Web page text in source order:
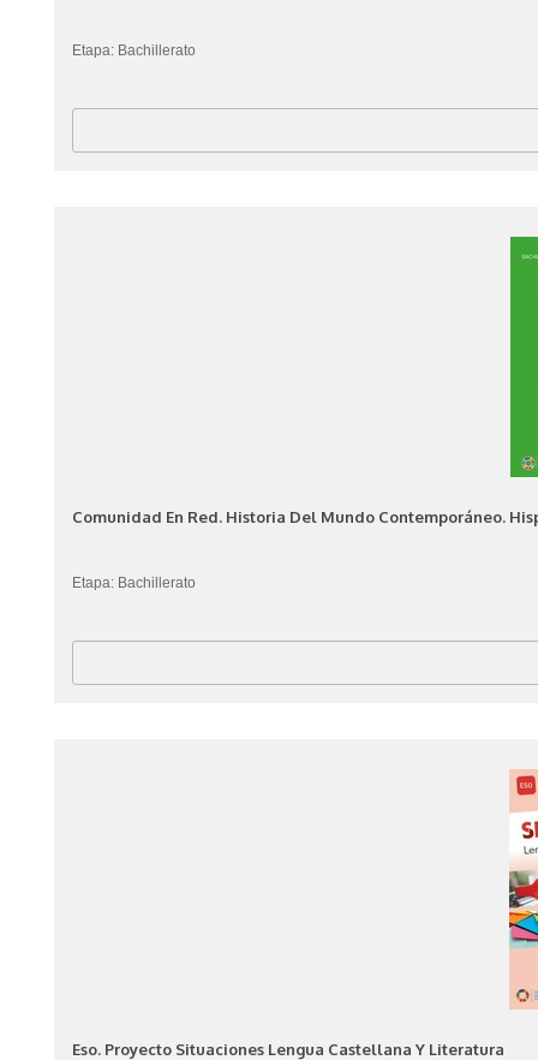
Etapa: Bachillerato
Comunidad En Red. Historia Del Mundo Contemporáneo.
Etapa: Bachillerato
Eso. Proyecto Situaciones Lengua Castellana Y Literatura